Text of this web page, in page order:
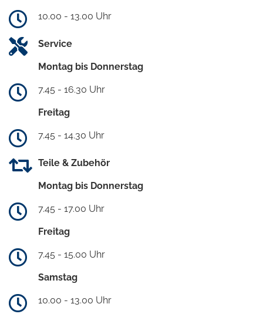
10.00 - 13.00 Uhr
Service
Montag bis Donnerstag
7.45 - 16.30 Uhr
Freitag
7.45 - 14.30 Uhr
Teile & Zubehör
Montag bis Donnerstag
7.45 - 17.00 Uhr
Freitag
7.45 - 15.00 Uhr
Samstag
10.00 - 13.00 Uhr